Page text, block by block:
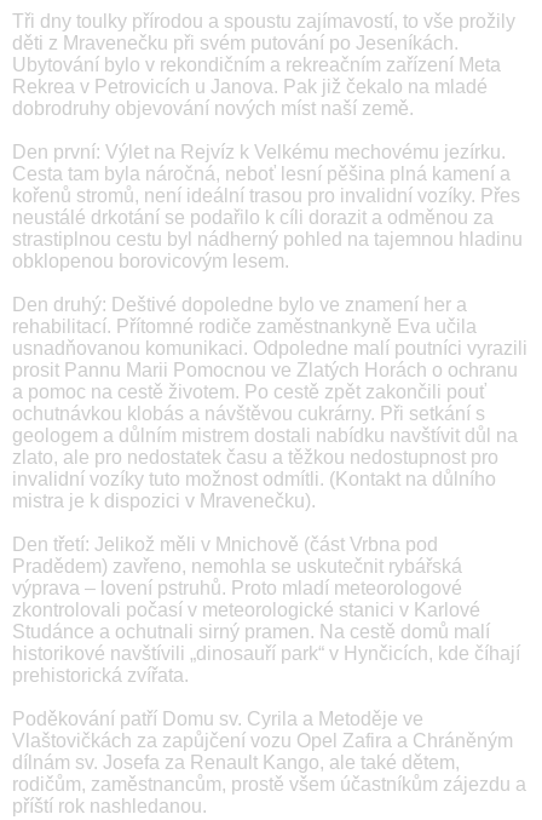
Tři dny toulky přírodou a spoustu zajímavostí, to vše prožily
děti z Mravenečku při svém putování po Jeseníkách.
Ubytování bylo v rekondičním a rekreačním zařízení Meta
Rekrea v Petrovicích u Janova. Pak již čekalo na mladé
dobrodruhy objevování nových míst naší země.
Den první: Výlet na Rejvíz k Velkému mechovému jezírku.
Cesta tam byla náročná, neboť lesní pěšina plná kamení a
kořenů stromů, není ideální trasou pro invalidní vozíky. Přes
neustálé drkotání se podařilo k cíli dorazit a odměnou za
strastiplnou cestu byl nádherný pohled na tajemnou hladinu
obklopenou borovicovým lesem.
Den druhý: Deštivé dopoledne bylo ve znamení her a
rehabilitací. Přítomné rodiče zaměstnankyně Eva učila
usnadňovanou komunikaci. Odpoledne malí poutníci vyrazili
prosit Pannu Marii Pomocnou ve Zlatých Horách o ochranu
a pomoc na cestě životem. Po cestě zpět zakončili pouť
ochutnávkou klobás a návštěvou cukrárny. Při setkání s
geologem a důlním mistrem dostali nabídku navštívit důl na
zlato, ale pro nedostatek času a těžkou nedostupnost pro
invalidní vozíky tuto možnost odmítli. (Kontakt na důlního
mistra je k dispozici v Mravenečku).
Den třetí: Jelikož měli v Mnichově (část Vrbna pod
Pradědem) zavřeno, nemohla se uskutečnit rybářská
výprava – lovení pstruhů. Proto mladí meteorologové
zkontrolovali počasí v meteorologické stanici v Karlové
Studánce a ochutnali sirný pramen. Na cestě domů malí
historikové navštívili „dinosauří park“ v Hynčicích, kde číhají
prehistorická zvířata.
Poděkování patří Domu sv. Cyrila a Metoděje ve
Vlaštovičkách za zapůjčení vozu Opel Zafira a Chráněným
dílnám sv. Josefa za Renault Kango, ale také dětem,
rodičům, zaměstnancům, prostě všem účastníkům zájezdu a
příští rok nashledanou.